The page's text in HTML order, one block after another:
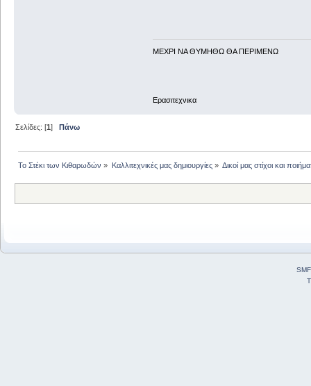
ΜΕΧΡΙ ΝΑ ΘΥΜHΘΩ ΘΑ ΠΕΡΙΜΕΝΩ
Ερασιτεχνικα
Σελίδες: [1] Πάνω
Το Στέκι των Κιθαρωδών » Καλλιτεχνικές μας δημιουργίες» Δικοί μας στίχοι και